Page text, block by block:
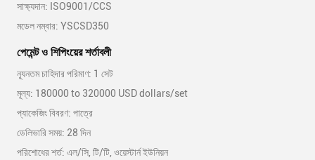
সাক্ষ্যদান: ISO9001/CCS
মডেল নম্বার: YSCSD350
পেমেন্ট ও শিপিংয়ের শর্তাবলী
ন্যূনতম চাহিদার পরিমাণ: 1 সেট
মূল্য: 180000 to 320000 USD dollars/set
প্যাকেজিং বিবরণ: পাত্রে
ডেলিভারি সময়: 28 দিন
পরিশোধের শর্ত: এল/সি, টি/টি, ওয়েস্টার্ন ইউনিয়ন